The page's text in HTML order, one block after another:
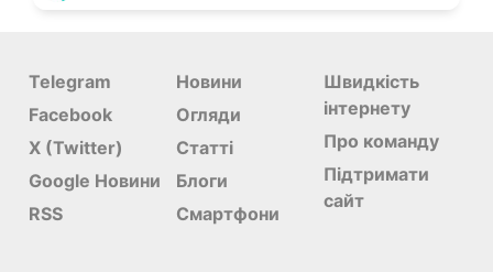
Telegram
Facebook
X (Twitter)
Google Новини
RSS
Новини
Огляди
Статті
Блоги
Смартфони
Швидкість
інтернету
Про команду
Підтримати
сайт